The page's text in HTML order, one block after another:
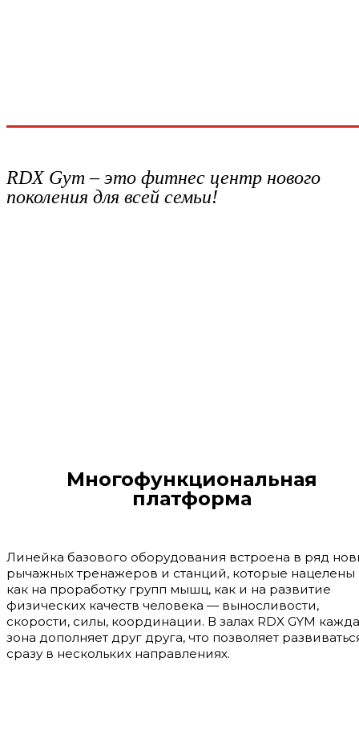
RDX Gym – это фитнес центр нового
поколения для всей семьи!
Многофункциональная
платформа
Линейка базового оборудования встроена в ряд
рычажных тренажеров и станций, которые нацелены
как на проработку групп мышц, как и на развитие
физических качеств человека — выносливости,
скорости, силы, координации. В залах RDX GYM
зона дополняет друг друга, что позволяет
сразу в нескольких направлениях.